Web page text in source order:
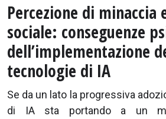
Percezione di minaccia
sociale: conseguenze
dell’implementazione
tecnologie di IA
Se da un lato la progressiva
di IA sta portando a un